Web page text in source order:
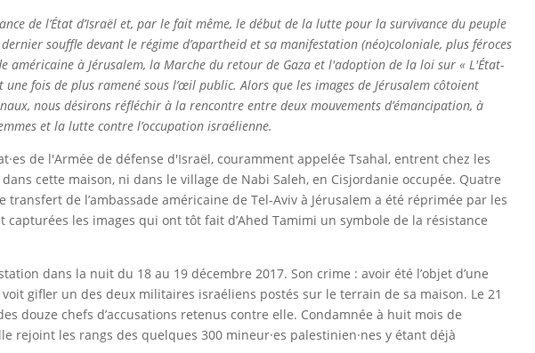
de l’État d’Israël et, par le fait même, le début de la lutte pour la survivance du peuple
souffle devant le régime d’apartheid et sa manifestation (néo)coloniale, plus féroces
américaine à Jérusalem, la Marche du retour de Gaza et l'adoption de la loi sur « L'État-
fois de plus ramené sous l’œil public. Alors que les images de Jérusalem côtoient
nous désirons réfléchir à la rencontre entre deux mouvements d’émancipation, à
et la lutte contre l’occupation israélienne.
de l'Armée de défense d'Israël, couramment appelée Tsahal, entrent chez les
cette maison, ni dans le village de Nabi Saleh, en Cisjordanie occupée. Quatre
de l’ambassade américaine de Tel-Aviv à Jérusalem a été réprimée par les
capturées les images qui ont tôt fait d’Ahed Tamimi un symbole de la résistance
dans la nuit du 18 au 19 décembre 2017. Son crime : avoir été l’objet d’une
gifler un des deux militaires israéliens postés sur le terrain de sa maison. Le 21
douze chefs d’accusations retenus contre elle. Condamnée à huit mois de
rejoint les rangs des quelques 300 mineur·es palestinien·nes y étant déjà